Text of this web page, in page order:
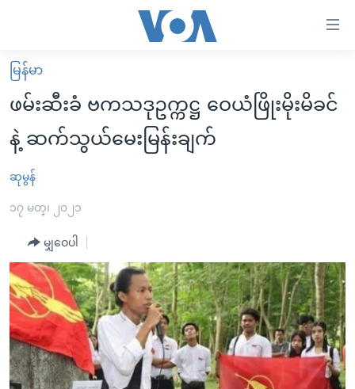
လွယ်ကူ
စေ
သည့်
Link
များ
ပင်မ
ကျော်
ကြည့်
ပင်မ
အ
ညွန်း
မူလစာမျက်နှာ
မြန်မာ
ကမ္ဘာ့သတင်းများ
နိုင်ငံတကာ
အစ္စရေး-ပါလက်စတိုင်း
ဗွီဒီယို
အင်္ဂလိပ်စာလေ့လာမယ်
အမေရိကန်သုံးအီဒီယံ
မကြေးမုံရဲ့ အင်္ဂလိပ်စာ
ရုပ်ရှင်ထဲက အင်္ဂလိပ်စာ
သုတပဒေသာ အင်္ဂလိပ်စာ
အပတ်စဉ်ကဏ္ဍများ
ရေဒီယို
တီဗွီ
ရေဒီယိုနှင့်ရုပ်သံ အချက်အလက်များ
ရေဒီယို/တီဗွီအစီအစဉ်
Learning English
မြန်မာ
ဖမ်းဆီးခံ ဗကသဒုဥက္ကဋ္ဌ ဝေယံဖြိုးမိုးမိခင်
နဲ့ ဆက်သွယ်မေးမြန်းချက်
ဆုမွန်
၁၇ မတ္၊ ၂၀၂၁
မျှဝေပါ